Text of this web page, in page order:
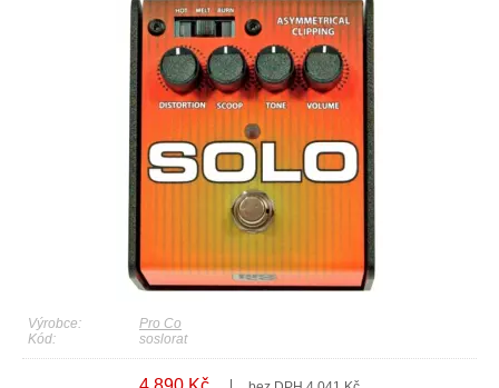
Výrobce:
Pro Co
Kód:
soslorat